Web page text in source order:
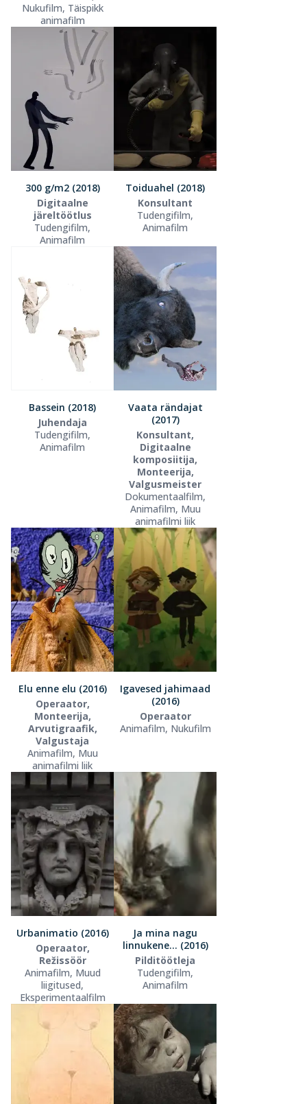
Nukufilm, Täispikk
animafilm
300 g/m2 (2018)
Digitaalne
järeltöötlus
Tudengifilm,
Animafilm
Toiduahel (2018)
Konsultant
Tudengifilm,
Animafilm
Bassein (2018)
Juhendaja
Tudengifilm,
Animafilm
Vaata rändajat
(2017)
Konsultant,
Digitaalne
komposiitija,
Monteerija,
Valgusmeister
Dokumentaalfilm,
Animafilm, Muu
animafilmi liik
Elu enne elu (2016)
Operaator,
Monteerija,
Arvutigraafik,
Valgustaja
Animafilm, Muu
animafilmi liik
Igavesed jahimaad
(2016)
Operaator
Animafilm, Nukufilm
Urbanimatio (2016)
Operaator,
Režissöör
Animafilm, Muud
liigitused,
Eksperimentaalfilm
Ja mina nagu
linnukene... (2016)
Pilditöötleja
Tudengifilm,
Animafilm